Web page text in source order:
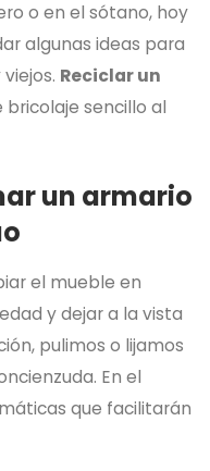
o en el sótano, hoy
algunas ideas para
Reciclar un
sencillo al
un armario
el mueble en
y dejar a la vista
pulimos o lijamos
En el
que facilitarán